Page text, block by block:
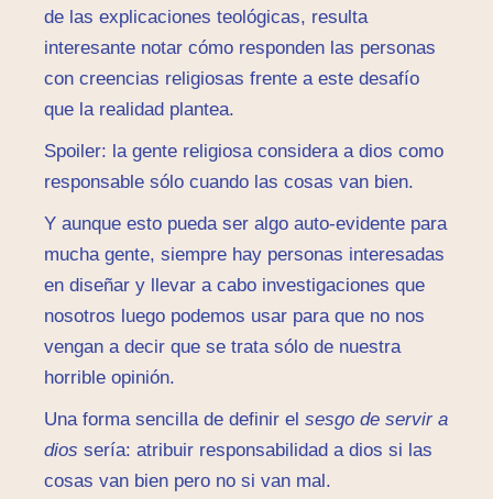
de las explicaciones teológicas, resulta
interesante notar cómo responden las personas
con creencias religiosas frente a este desafío
que la realidad plantea.
Spoiler: la gente religiosa considera a dios como
responsable sólo cuando las cosas van bien.
Y aunque esto pueda ser algo auto-evidente para
mucha gente, siempre hay personas interesadas
en diseñar y llevar a cabo investigaciones que
nosotros luego podemos usar para que no nos
vengan a decir que se trata sólo de nuestra
horrible opinión.
Una forma sencilla de definir el sesgo de servir a
dios sería: atribuir responsabilidad a dios si las
cosas van bien pero no si van mal.